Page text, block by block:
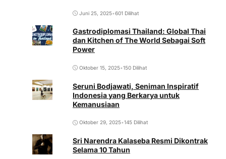
Juni 25, 2025•601 Dilihat
Gastrodiplomasi Thailand: Global Thai
dan Kitchen of The World Sebagai Soft
Power
Oktober 15, 2025•150 Dilihat
Seruni Bodjawati, Seniman Inspiratif
Indonesia yang Berkarya untuk
Kemanusiaan
Oktober 29, 2025•145 Dilihat
Sri Narendra Kalaseba Resmi Dikontrak
Selama 10 Tahun